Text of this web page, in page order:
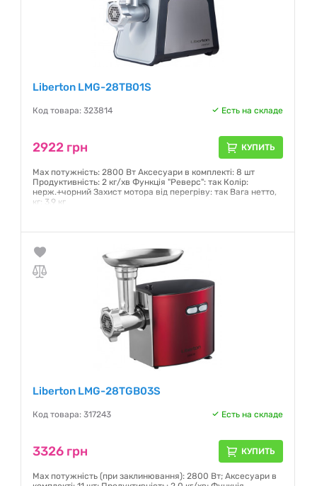
Liberton LMG-28TB01S
Код товара: 323814 Есть на складе
2922 грн КУПИТЬ
Мах потужність: 2800 Вт Аксесуари в комплекті: 8 шт
Продуктивність: 2 кг/хв Функція "Реверс": так Колір:
нерж.+чорний Захист мотора від перегріву: так Вага нетто,
кг: 3,9 кг
Liberton LMG-28TGB03S
Код товара: 317243 Есть на складе
3326 грн КУПИТЬ
Мах потужність (при заклинювання): 2800 Вт; Аксесуари в